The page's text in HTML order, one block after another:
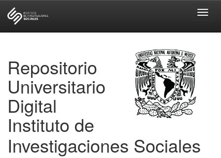
Repositorio
Universitario
Digital
Instituto de
Investigaciones Sociales